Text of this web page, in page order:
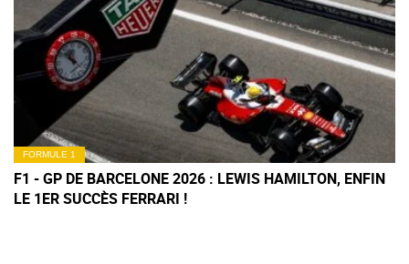
FORMULE 1
F1 - GP DE BARCELONE 2026 : LEWIS HAMILTON, ENFIN
LE 1ER SUCCÈS FERRARI !